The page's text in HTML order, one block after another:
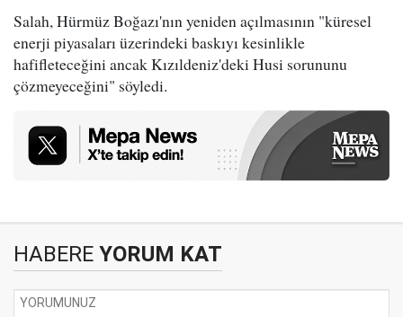
Salah, Hürmüz Boğazı'nın yeniden açılmasının "küresel
enerji piyasaları üzerindeki baskıyı kesinlikle
hafifleteceğini ancak Kızıldeniz'deki Husi sorununu
çözmeyeceğini" söyledi.
HABERE YORUM KAT